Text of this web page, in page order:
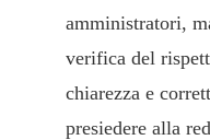
amministratori,
verifica del
chiarezza e
presiedere alla